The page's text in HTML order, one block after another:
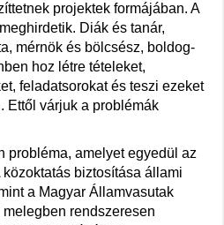
projektek formájában. A
Diák és tanár,
mérnök és bölcsész, boldog-
hoz létre tételeket,
feladatsorokat és teszi ezeket
Ettől várjuk a problémák
probléma, amelyet egyedül az
biztosítása állami
a Magyar Államvasutak
rendszeresen